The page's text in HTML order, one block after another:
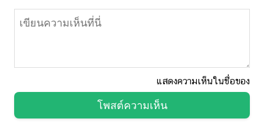
แสดงความเห็นในชื่อของ
โพสต์ความเห็น